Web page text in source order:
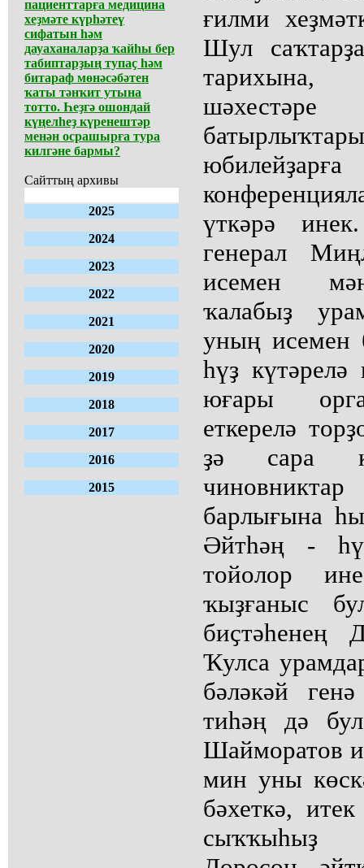
пациенттарға медицина
хеҙмәте күрһәтеү
сифатын һәм
дауаханаларҙа ҡайһы бер
табиптарҙың тупаҫ һәм
битараф мөнәсәбәтен
ҡаты тәнҡит утына
тотто. Һеҙгә ошондай
күңелһеҙ күренештәр
менән осрашырға тура
килгәне бармы?
Сайттың архивы
2025
2024
2023
2022
2021
2020
2019
2018
2017
2016
2015
ғилми
Шул
үткәрә
генерал
исемен
ҡалабыҙ
уның исемен
һүҙ
юғары
еткерелә
ҙә сара
барлығына
Әйтһәң -
тойолор
ҡыҙғаныс
биҫтәһенең
Ҡулса
бәләкәй
тиһәң дә
Шайморатов
мин уны
бәхеткә,
сыҡҡыһыҙ